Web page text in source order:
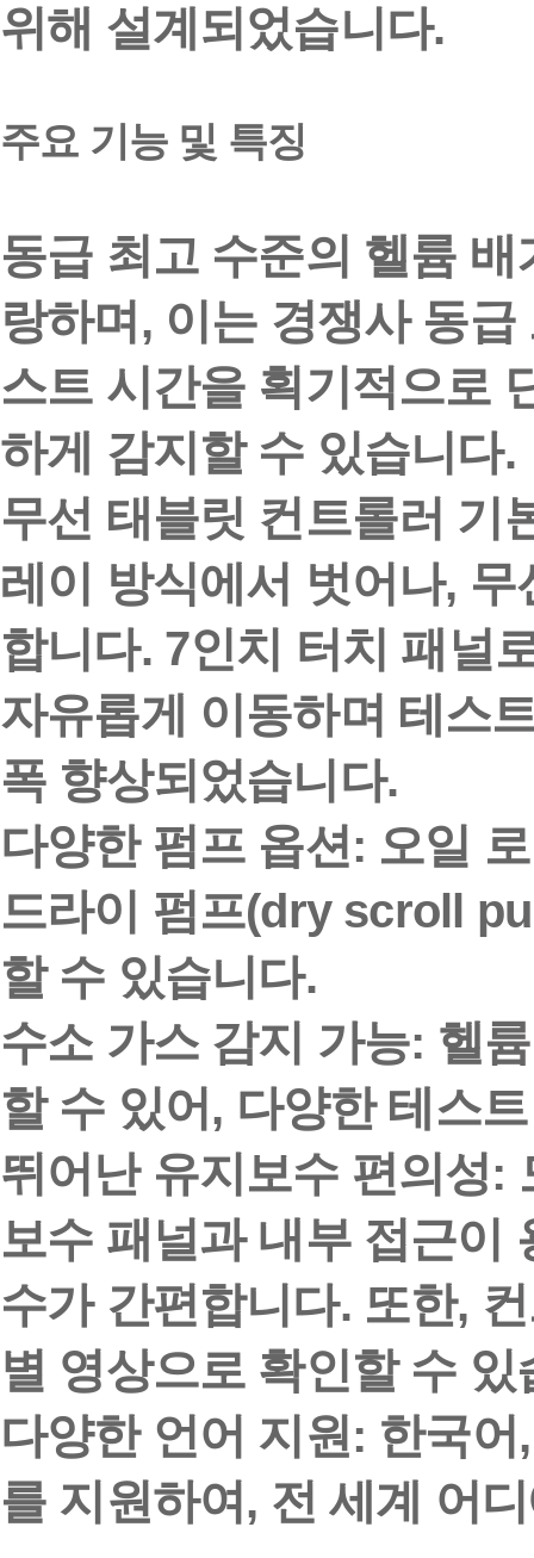
위해 설계되었습니다.
주요 기능 및 특징
동급 최고 수준의 헬륨 배
랑하며, 이는 경쟁사 동
스트 시간을 획기적으로
하게 감지할 수 있습니다.
무선 태블릿 컨트롤러 기
레이 방식에서 벗어나,
합니다. 7인치 터치 패널
자유롭게 이동하며 테스
폭 향상되었습니다.
다양한 펌프 옵션: 오일
드라이 펌프(dry scroll
할 수 있습니다.
수소 가스 감지 가능: 헬
할 수 있어, 다양한 테스
뛰어난 유지보수 편의성:
보수 패널과 내부 접근이
수가 간편합니다. 또한,
별 영상으로 확인할 수 있
다양한 언어 지원: 한국어
를 지원하여, 전 세계 어